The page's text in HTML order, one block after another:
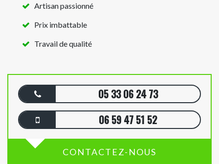
Artisan passionné
Prix imbattable
Travail de qualité
05 33 06 24 73
06 59 47 51 52
CONTACTEZ-NOUS